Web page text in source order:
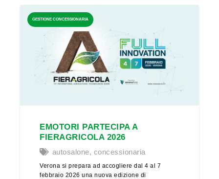
GESTIONE CONCESSIONARIA
EMOTORI PARTECIPA A
FIERAGRICOLA 2026
autosalone, concessionaria
Verona si prepara ad accogliere dal 4 al 7
febbraio 2026 una nuova edizione di